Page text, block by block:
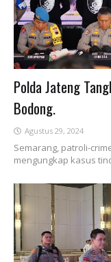
Polda Jateng
Bodong.
Agustus 29, 2024
Semarang, patroli-
mengungkap kasus